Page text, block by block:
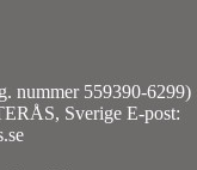
nummer 559390-6299)
Sverige E-post: